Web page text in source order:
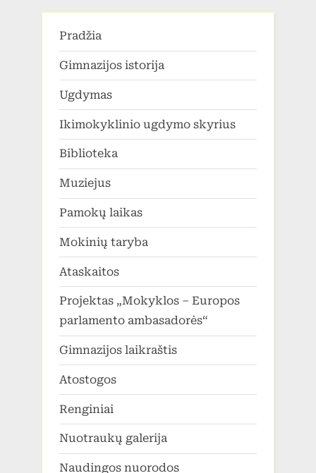
Pradžia
Gimnazijos istorija
Ugdymas
Ikimokyklinio ugdymo skyrius
Biblioteka
Muziejus
Pamokų laikas
Mokinių taryba
Ataskaitos
Projektas „Mokyklos – Europos
parlamento ambasadorės“
Gimnazijos laikraštis
Atostogos
Renginiai
Nuotraukų galerija
Naudingos nuorodos